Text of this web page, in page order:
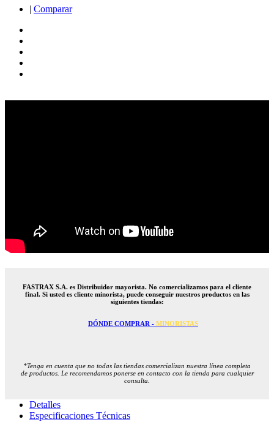
| Comparar
FASTRAX S.A. es Distribuidor mayorista. No comercializamos para el cliente
final. Si usted es cliente minorista, puede conseguir nuestros productos en las
siguientes tiendas:
DÓNDE COMPRAR - MINORISTAS
*Tenga en cuenta que no todas las tiendas comercializan nuestra línea completa
de productos. Le recomendamos ponerse en contacto con la tienda para cualquier
consulta.
Detalles
Especificaciones Técnicas